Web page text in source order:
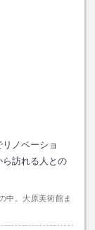
ノベーショ
訪れる人との
中。大原美術館ま